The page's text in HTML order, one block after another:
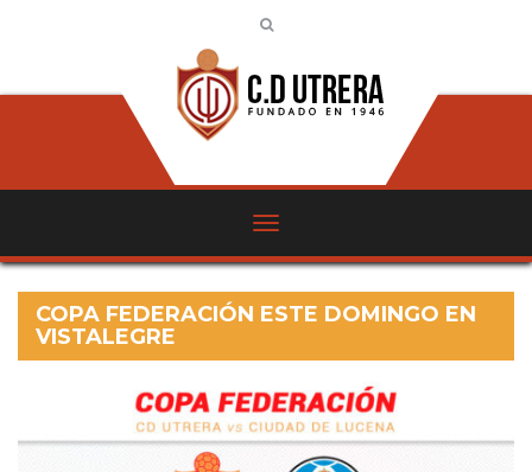
COPA FEDERACIÓN ESTE DOMINGO EN
VISTALEGRE